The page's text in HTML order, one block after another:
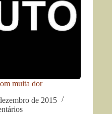
muita dor
de 2015